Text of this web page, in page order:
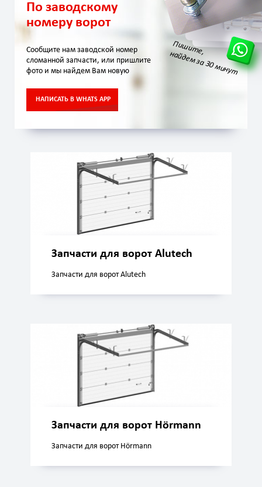
По заводскому
номеру ворот
Сообщите нам заводской номер
сломанной запчасти, или пришлите
фото и мы найдем Вам новую
НАПИСАТЬ В WHATS APP
Пишите,
найдем за 30 минут
Запчасти для ворот Alutech
Запчасти для ворот Alutech
Запчасти для ворот Hörmann
Запчасти для ворот Hörmann